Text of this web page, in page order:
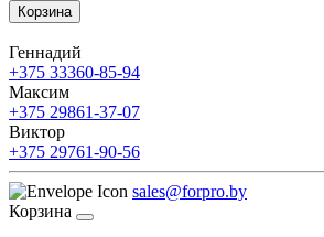
Корзина
Геннадий
+375 33360-85-94
Максим
+375 29861-37-07
Виктор
+375 29761-90-56
sales@forpro.by
Корзина